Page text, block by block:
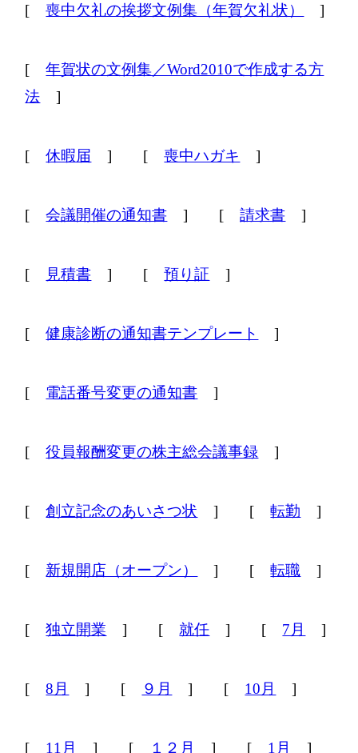
[ 喪中欠礼の挨拶文例集（年賀欠礼状） ]
[
年賀状の文例集／Word2010で作成する方
法
]
[ 休暇届 ] [ 喪中ハガキ ]
[ 会議開催の通知書 ] [ 請求書 ]
[ 見積書 ] [ 預り証 ]
[ 健康診断の通知書テンプレート ]
[ 電話番号変更の通知書 ]
[ 役員報酬変更の株主総会議事録 ]
[ 創立記念のあいさつ状 ] [ 転勤 ]
[ 新規開店（オープン） ] [ 転職 ]
[ 独立開業 ] [ 就任 ] [ 7月 ]
[ 8月 ] [ ９月 ] [ 10月 ]
[ 11月 ] [ １２月 ] [ 1月 ]